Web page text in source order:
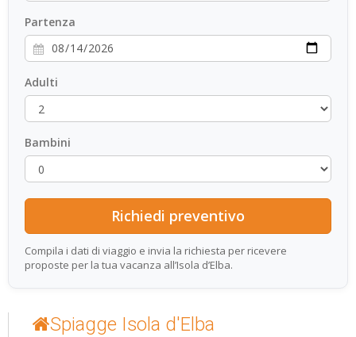
Partenza
Adulti
Bambini
Compila i dati di viaggio e invia la richiesta per ricevere
proposte per la tua vacanza all’Isola d’Elba.
Spiagge Isola d'Elba